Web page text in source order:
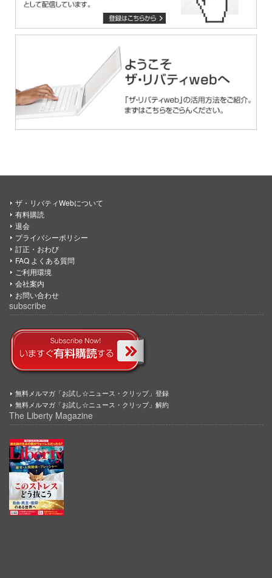
ザ・リバティWebについて
有料購読
退会
プライバシーポリシー
訂正・おわび
FAQ よくある質問
ご利用環境
会社案内
お問い合わせ
subscribe
無料メルマガ「お試し☆ニュース・クリップ」登録
無料メルマガ「お試し☆ニュース・クリップ」解約
The Liberty Magazine